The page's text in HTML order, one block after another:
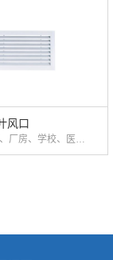
风口
小区、别墅、厂房、学校、医院、商场、写字楼、办公楼、市政以及公共设施等场合风口。